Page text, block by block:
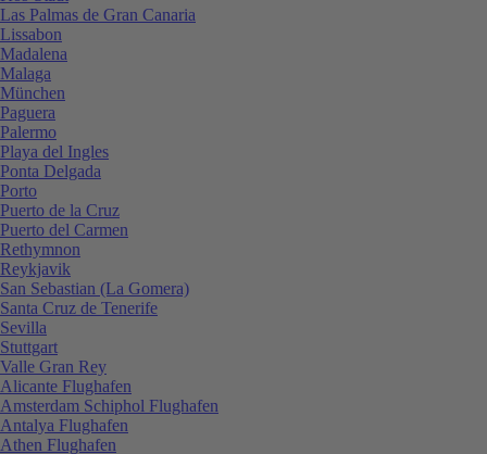
Las Palmas de Gran Canaria
Lissabon
Madalena
Malaga
München
Paguera
Palermo
Playa del Ingles
Ponta Delgada
Porto
Puerto de la Cruz
Puerto del Carmen
Rethymnon
Reykjavik
San Sebastian (La Gomera)
Santa Cruz de Tenerife
Sevilla
Stuttgart
Valle Gran Rey
Alicante Flughafen
Amsterdam Schiphol Flughafen
Antalya Flughafen
Athen Flughafen